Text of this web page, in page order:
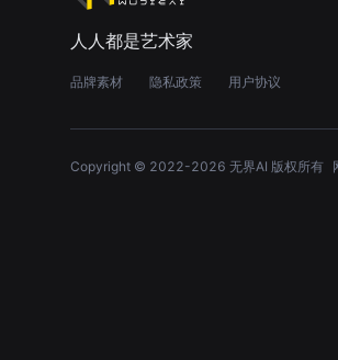
人人都是艺术家
品牌素材 隐私政策 用户协议
Copyright © 2022-2026 无界AI 版权所有